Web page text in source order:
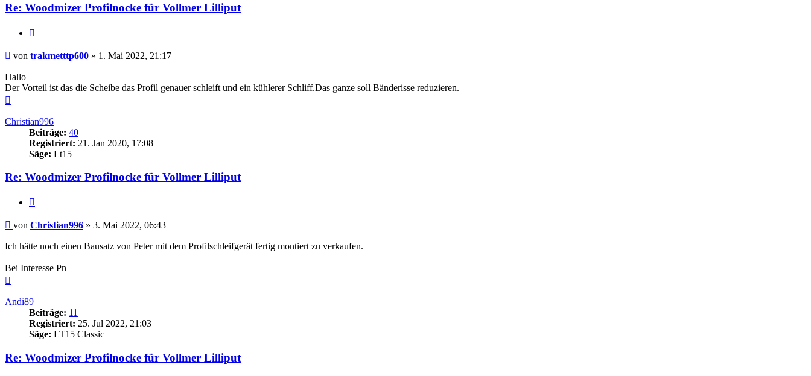
Re: Woodmizer Profilnocke für Vollmer Lilliput
Beitrag
von trakmetttp600 » 1. Mai 2022, 21:17
Hallo
Der Vorteil ist das die Scheibe das Profil genauer schleift und ein kühlerer Schliff.Das ganze soll Bänderisse reduzieren.
Christian996
Beiträge: 40
Registriert: 21. Jan 2020, 17:08
Säge: Lt15
Re: Woodmizer Profilnocke für Vollmer Lilliput
Beitrag
von Christian996 » 3. Mai 2022, 06:43
Ich hätte noch einen Bausatz von Peter mit dem Profilschleifgerät fertig montiert zu verkaufen.
Bei Interesse Pn
Andi89
Beiträge: 11
Registriert: 25. Jul 2022, 21:03
Säge: LT15 Classic
Re: Woodmizer Profilnocke für Vollmer Lilliput